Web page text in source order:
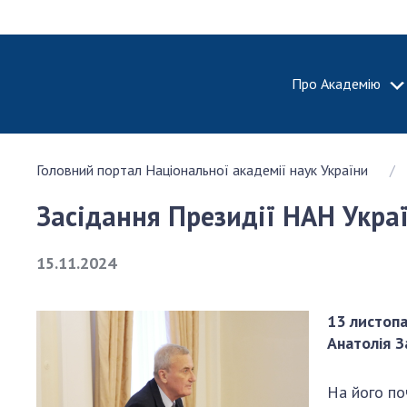
Про Академію
Про
України
академії
України
НАН
Головний портал Національної академії наук України
Засідання Президії НАН
15.11.2024
13
Анатолія
На його